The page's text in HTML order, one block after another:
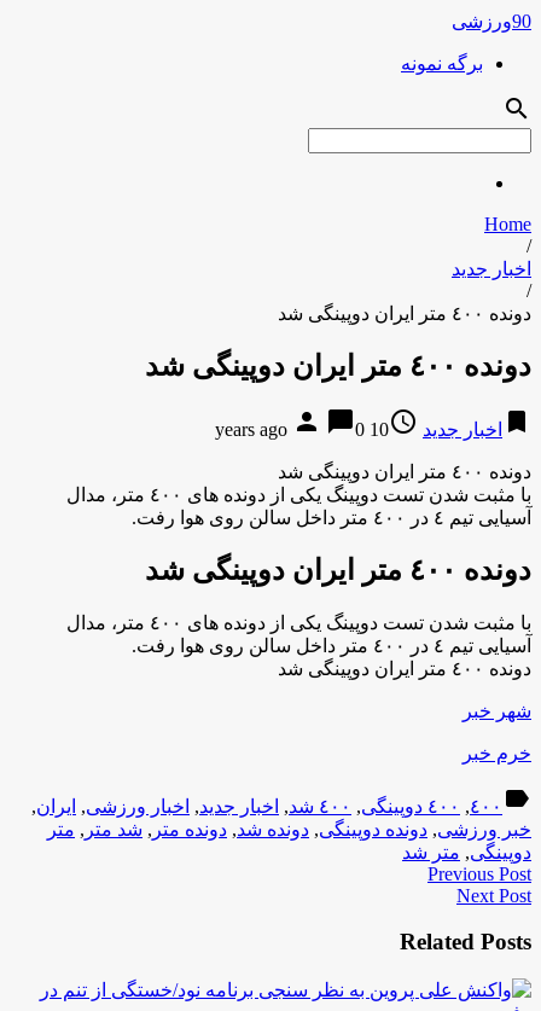
90ورزشی
برگه نمونه
search
Home
/
اخبار جدید
/
دونده ٤٠٠ متر ایران دوپینگی شد
دونده ٤٠٠ متر ایران دوپینگی شد
bookmark اخبار جدید access_time
10 years ago
person chat_bubble0
دونده ٤٠٠ متر ایران دوپینگی شد
با مثبت شدن تست دوپینگ یکی از دونده های ٤٠٠ متر، مدال
آسیایی تیم ٤ در ٤٠٠ متر داخل سالن روی هوا رفت.
دونده ٤٠٠ متر ایران دوپینگی شد
با مثبت شدن تست دوپینگ یکی از دونده های ٤٠٠ متر، مدال
آسیایی تیم ٤ در ٤٠٠ متر داخل سالن روی هوا رفت.
دونده ٤٠٠ متر ایران دوپینگی شد
شهر خبر
خرم خبر
label ٤٠٠, ٤٠٠ دوپینگی , ٤٠٠ شد , اخبار جدید, اخبار ورزشی, ایران,
خبر ورزشی, دونده دوپینگی, دونده شد, دونده متر , شد متر , متر
دوپینگی, متر شد
Previous Post
Next Post
Related Posts